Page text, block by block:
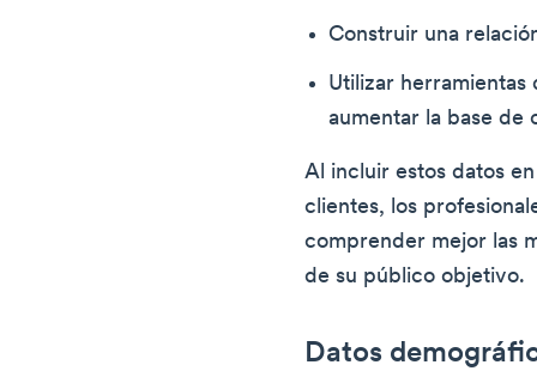
Construir una
Utilizar
aumentar la base de
Al incluir estos datos
clientes, los
comprender mejor las
de su público objetivo.
Datos